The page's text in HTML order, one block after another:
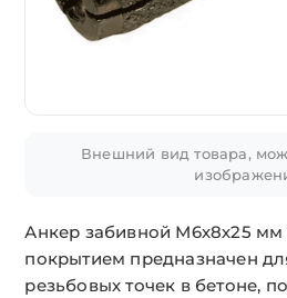
Внешний вид товара,
Анкер забивной М6х8х25
покрытием предназначен
резьбовых точек в бетоне,